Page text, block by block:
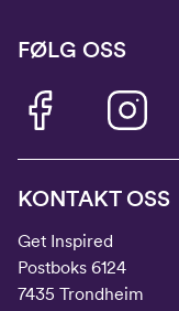
FØLG OSS
KONTAKT OSS
Get Inspired
Postboks 6124
7435 Trondheim